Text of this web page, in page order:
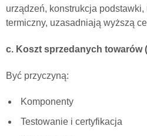
urządzeń, konstrukcja
termiczny, uzasadniają wyższą
c. Koszt sprzedanych towarów
Być przyczyną:
Komponenty
Testowanie i certyfikacja